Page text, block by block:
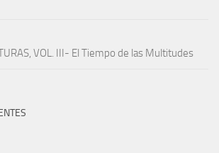
VOL. III- El Tiempo de las Multitudes